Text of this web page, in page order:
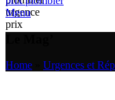
Menu
Home Urgences et